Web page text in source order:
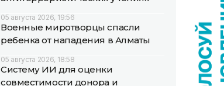
05 августа 2026, 19:56
Военные миротворцы спасли
ребенка от нападения в Алматы
05 августа 2026, 18:58
Систему ИИ для оценки
совместимости донора и